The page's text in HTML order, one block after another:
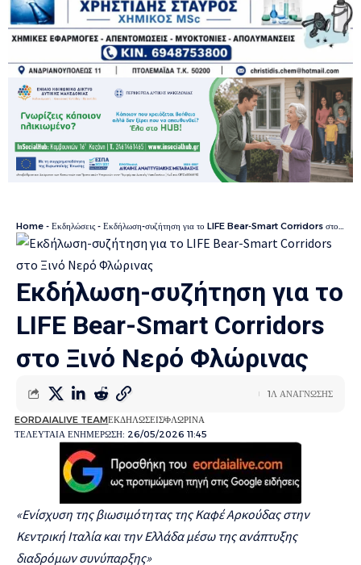
Home - Εκδηλώσεις - Εκδήλωση-συζήτηση για το LIFE Bear-Smart Corridors στο Ξινό Νερό Φλώρινας
Εκδήλωση-συζήτηση για το
LIFE Bear-Smart Corridors
στο Ξινό Νερό Φλώρινας
ΤΕΛΕΥΤΑΙΑ ΕΝΗΜΕΡΩΣΗ: 26/05/2026 11:45
EORDAIALIVE TEAMΕΚΔΗΛΩΣΕΙΣΦΛΩΡΙΝΑ
1Λ ΑΝΑΓΝΩΣΗΣ
«Ενίσχυση της βιωσιμότητας της Καφέ Αρκούδας στην
Κεντρική Ιταλία και την Ελλάδα μέσω της ανάπτυξης
διαδρόμων συνύπαρξης»